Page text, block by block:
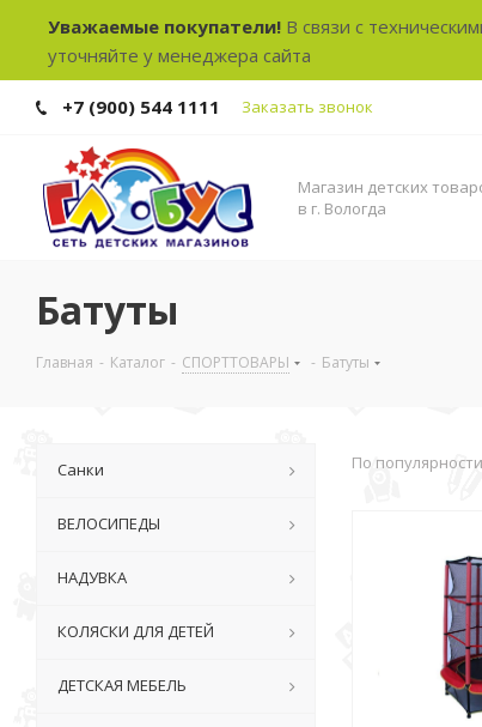
Уважаемые покупатели! В связи с
уточняйте у менеджера сайта
+7 (900) 544 1111 Заказать звонок
Магазин детских
в г. Вологда
Батуты
Главная - Каталог - СПОРТТОВАРЫ - Батуты
По популярности
Санки
ВЕЛОСИПЕДЫ
НАДУВКА
КОЛЯСКИ ДЛЯ ДЕТЕЙ
ДЕТСКАЯ МЕБЕЛЬ